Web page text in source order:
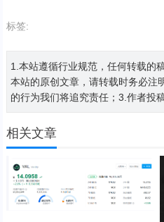
标签:
1.本站遵循行业规范，任何转载的
本站的原创文章，请转载时务必注
的行为我们将追究责任；3.作者投
相关文章